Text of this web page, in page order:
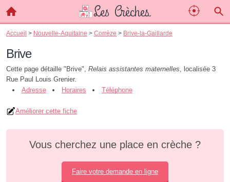
Accueil > Nouvelle-Aquitaine > Corrèze > Brive-la-Gaillarde
Brive
Cette page détaille "Brive", Relais assistantes maternelles, localisée 3
Rue Paul Louis Grenier.
Adresse
Horaires Téléphone
Améliorer cette fiche
Vous cherchez une place en crèche ?
Faire votre demande en ligne